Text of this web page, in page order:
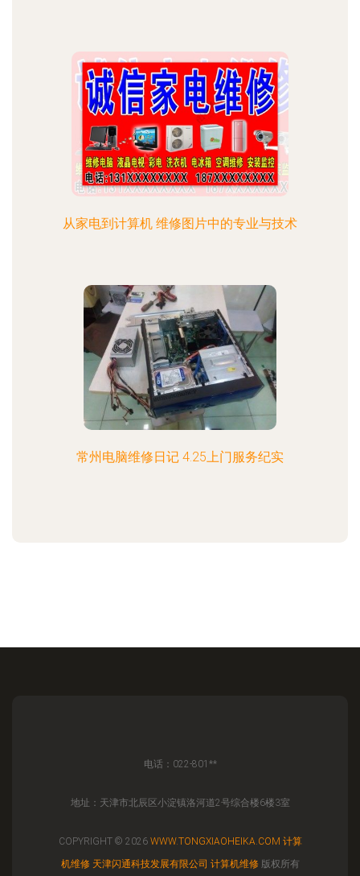
从家电到计算机 维修图片中的专业与技术
常州电脑维修日记 4.25上门服务纪实
电话：022-801**
地址：天津市北辰区小淀镇洛河道2号综合楼6楼3室
COPYRIGHT © 2026 WWW.TONGXIAOHEIKA.COM 计算
机维修 天津闪通科技发展有限公司 计算机维修版权所有